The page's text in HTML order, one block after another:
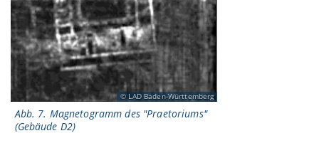
LAD Baden-Württemberg
Abb. 7. Magnetogramm des "Praetoriums"
(Gebäude D2)